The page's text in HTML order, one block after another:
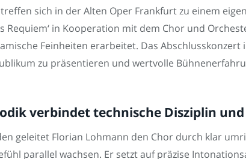
sich in der Alten Oper Frankfurt zu einem
Requiem‘ in Kooperation mit dem Chor und
Feinheiten erarbeitet. Das Abschlusskonzert
zu präsentieren und wertvolle
verbindet technische Disziplin
geleitet Florian Lohmann den Chor durch klar
parallel wachsen. Er setzt auf präzise